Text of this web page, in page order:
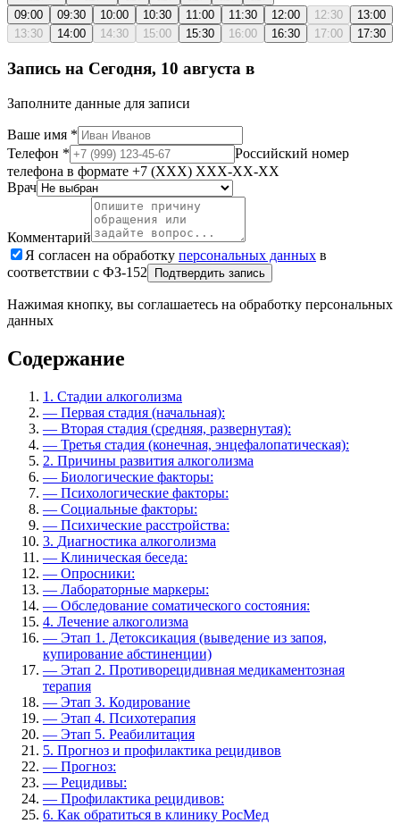
09:00
09:30 10:00 10:30 11:00 11:30 12:00 12:30
13:00
13:30
14:00 14:30 15:00 15:30 16:00 16:30 17:00 17:30
Запись на Сегодня, 10 августа в
Заполните данные для записи
Ваше имя *
Телефон *
Российский номер
телефона в формате +7 (XXX) XXX-XX-XX
Врач
Комментарий
Я согласен на обработку персональных данных в
соответствии с ФЗ-152
Подтвердить запись
Нажимая кнопку, вы соглашаетесь на обработку персональных
данных
Содержание
1. Стадии алкоголизма
— Первая стадия (начальная):
— Вторая стадия (средняя, развернутая):
— Третья стадия (конечная, энцефалопатическая):
2. Причины развития алкоголизма
— Биологические факторы:
— Психологические факторы:
— Социальные факторы:
— Психические расстройства:
3. Диагностика алкоголизма
— Клиническая беседа:
— Опросники:
— Лабораторные маркеры:
— Обследование соматического состояния:
4. Лечение алкоголизма
— Этап 1. Детоксикация (выведение из запоя,
купирование абстиненции)
— Этап 2. Противорецидивная медикаментозная
терапия
— Этап 3. Кодирование
— Этап 4. Психотерапия
— Этап 5. Реабилитация
5. Прогноз и профилактика рецидивов
— Прогноз:
— Рецидивы:
— Профилактика рецидивов:
6. Как обратиться в клинику РосМед